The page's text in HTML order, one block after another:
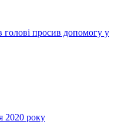
просив допомогу у
2020 року